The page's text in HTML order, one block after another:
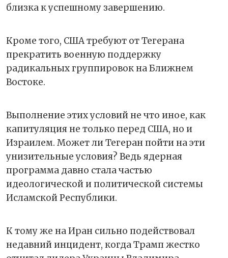
близка к успешному завершению.
Кроме того, США требуют от Тегерана
прекратить военную поддержку
радикальных группировок на Ближнем
Востоке.
Выполнение этих условий не что иное, как
капитуляция не только перед США, но и
Израилем. Может ли Тегеран пойти на эти
унизительные условия? Ведь ядерная
программа давно стала частью
идеологической и политической системы
Исламской Республики.
К тому же на Иран сильно подействовал
недавний инцидент, когда Трамп жестко